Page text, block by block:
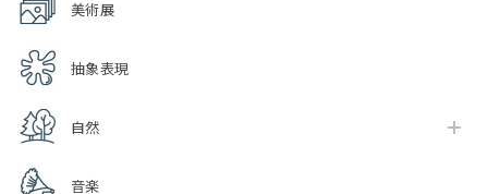
美術展
抽象表現
自然
音楽